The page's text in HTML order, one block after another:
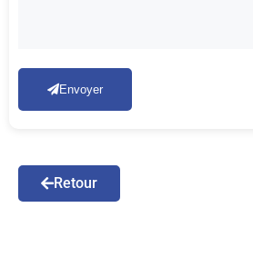
Envoyer
Retour